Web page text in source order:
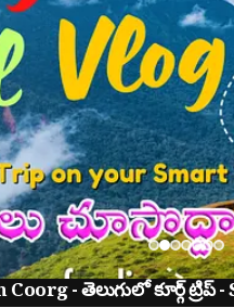
- తెలుగులో కూర్గ్ ట్రిప్